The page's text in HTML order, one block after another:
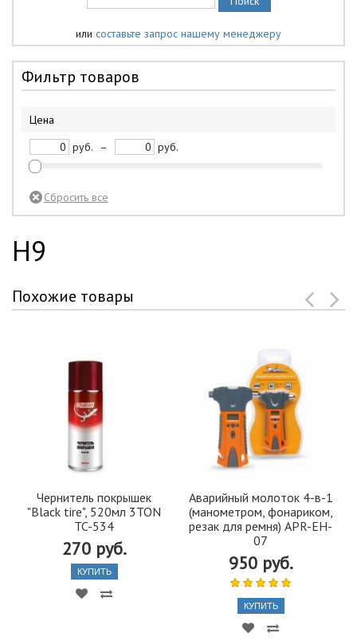
или составьте запрос нашему менеджеру
Фильтр товаров
Цена
руб.
– руб.
H9
Похожие товары
Чернитель покрышек
"Black tire", 520мл 3TON
TC-534
270 руб.
КУПИТЬ
Аварийный молоток 4-в-1
(манометром, фонариком,
резак для ремня) APR-EH-
07
950 руб.
КУПИТЬ